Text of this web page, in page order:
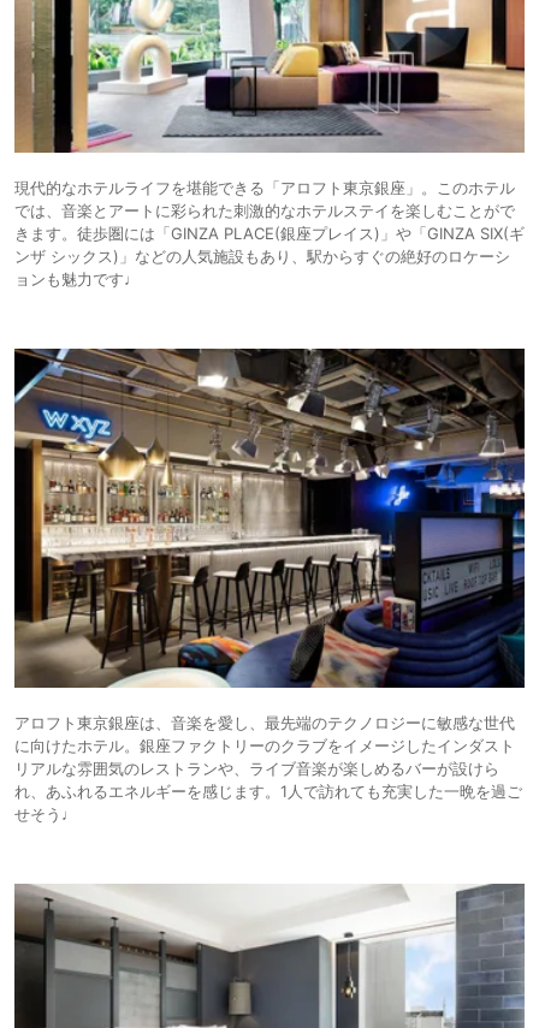
現代的なホテルライフを堪能できる「アロフト東京銀座」。このホテル
では、音楽とアートに彩られた刺激的なホテルステイを楽しむことがで
きます。徒歩圏には「GINZA PLACE(銀座プレイス)」や「GINZA SIX(ギ
ンザ シックス)」などの人気施設もあり、駅からすぐの絶好のロケーシ
ョンも魅力です♩
アロフト東京銀座は、音楽を愛し、最先端のテクノロジーに敏感な世代
に向けたホテル。銀座ファクトリーのクラブをイメージしたインダスト
リアルな雰囲気のレストランや、ライブ音楽が楽しめるバーが設けら
れ、あふれるエネルギーを感じます。1人で訪れても充実した一晩を過ご
せそう♩